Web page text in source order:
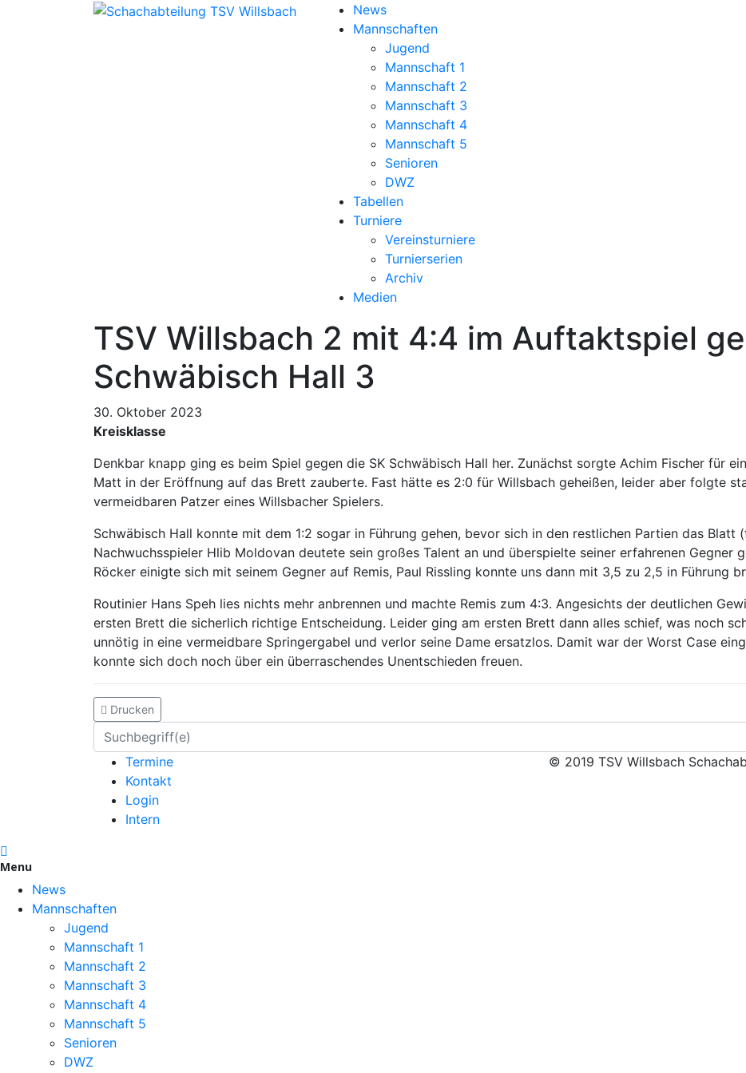
News
Mannschaften
Jugend
Mannschaft 1
Mannschaft 2
Mannschaft 3
Mannschaft 4
Mannschaft 5
Senioren
DWZ
Tabellen
Turniere
Vereinsturniere
Turnierserien
Archiv
Medien
TSV Willsbach 2 mit 4:4 im Auftaktspiel
Schwäbisch Hall 3
30. Oktober 2023
Kreisklasse
Denkbar knapp ging es beim Spiel gegen die SK Schwäbisch Hall her. Zunächst sorgte Achim Fischer für
Matt in der Eröffnung auf das Brett zauberte. Fast hätte es 2:0 für Willsbach geheißen, leider aber folgte
vermeidbaren Patzer eines Willsbacher Spielers.
Schwäbisch Hall konnte mit dem 1:2 sogar in Führung gehen, bevor sich in den restlichen Partien das Blatt
Nachwuchsspieler Hlib Moldovan deutete sein großes Talent an und überspielte seiner erfahrenen Gegner
Röcker einigte sich mit seinem Gegner auf Remis, Paul Rissling konnte uns dann mit 3,5 zu 2,5 in Führung
Routinier Hans Speh lies nichts mehr anbrennen und machte Remis zum 4:3. Angesichts der deutlichen
ersten Brett die sicherlich richtige Entscheidung. Leider ging am ersten Brett dann alles schief, was noch
unnötig in eine vermeidbare Springergabel und verlor seine Dame ersatzlos. Damit war der Worst Case
konnte sich doch noch über ein überraschendes Unentschieden freuen.
Drucken
Termine
Kontakt
Login
Intern
© 2019 TSV Willsbach
Menu
News
Mannschaften
Jugend
Mannschaft 1
Mannschaft 2
Mannschaft 3
Mannschaft 4
Mannschaft 5
Senioren
DWZ